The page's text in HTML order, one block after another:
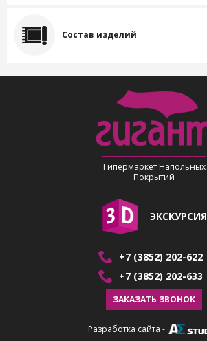
Состав изделий
Гипермаркет Напольных
Покрытий
ЭКСКУРСИЯ
+7 (3852) 202-622
+7 (3852) 202-633
ЗАКАЗАТЬ ЗВОНОК
Разработка сайта -